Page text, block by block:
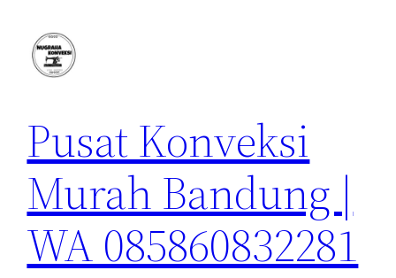
konten
Pusat Konveksi
Murah Bandung |
WA 085860832281